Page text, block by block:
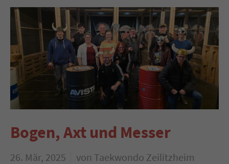
Bogen, Axt und Messer
26. Mär, 2025 von Taekwondo Zeilitzheim